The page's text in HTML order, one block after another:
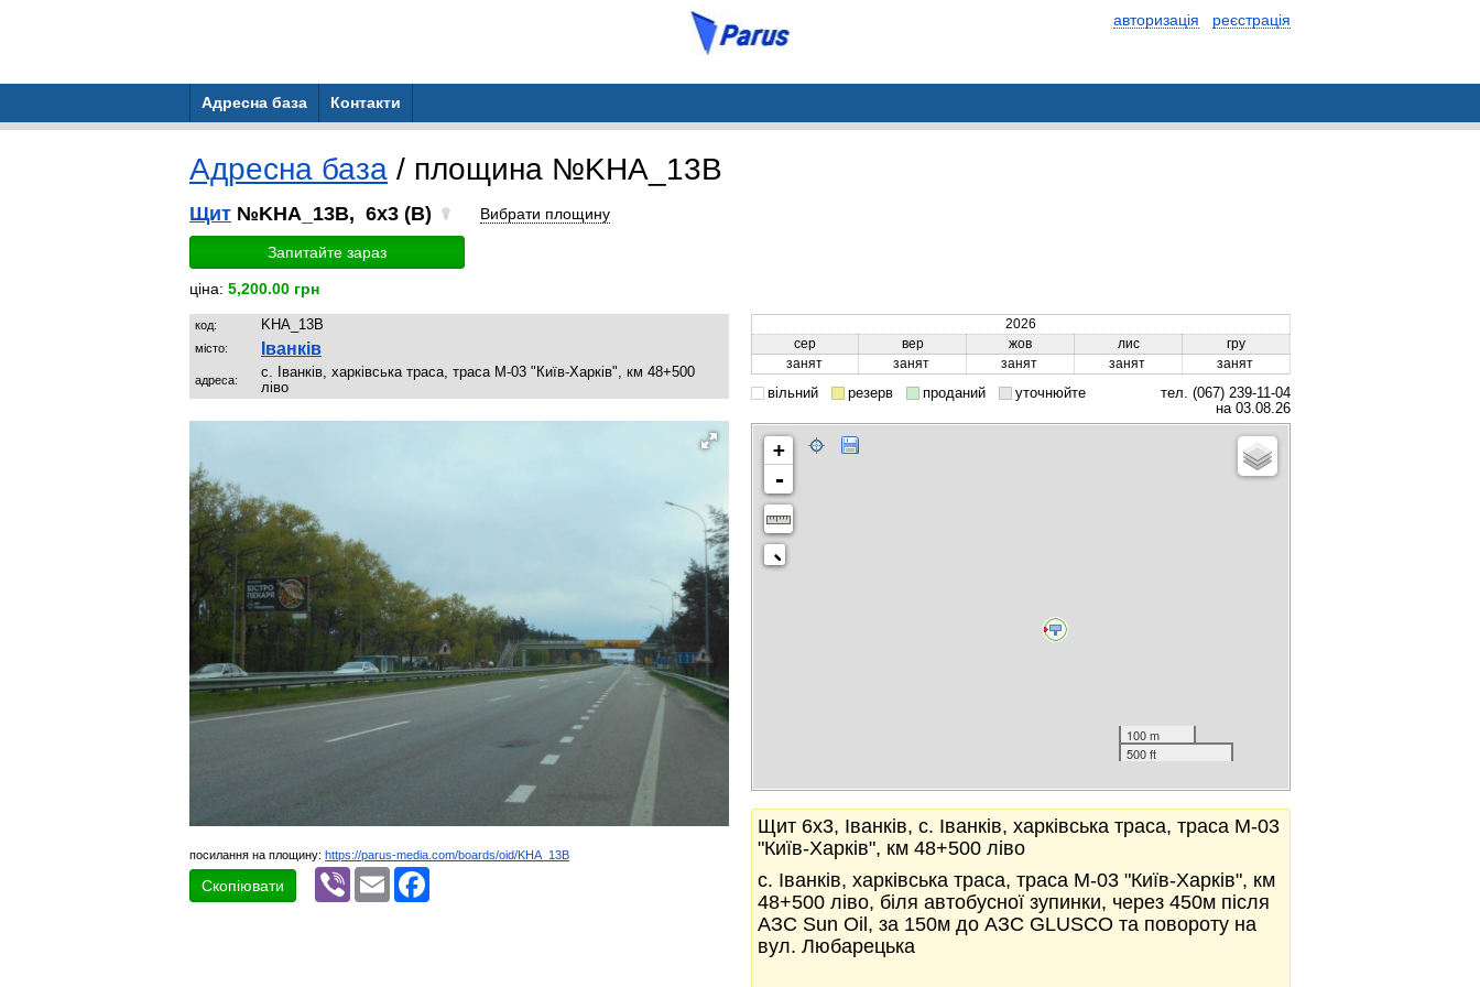
авторизація реєстрація
Адресна база Контакти
Адресна база / площина №KHA_13B
Щит №KHA_13B, 6x3 (B) Вибрати площину
Запитайте зараз
ціна: 5,200.00 грн
код: KHA_13B
місто: Іванків
адреса:
с. Іванків, харківська траса, траса М-03 "Київ-Харків", км 48+500
ліво
посилання на площину: https://parus-media.com/boards/oid/KHA_13B
Скопіювати
Viber Email
2026
сер
вер жов лис
гру
занят
занят занят занят занят
вільний резерв проданий уточнюйте
тел. (067) 239-11-04
на 03.08.26
+
-
100 m
500 ft
Щит 6x3, Іванків, с. Іванків, харківська траса, траса М-03
"Київ-Харків", км 48+500 ліво
с. Іванків, харківська траса, траса М-03 "Київ-Харків", км
48+500 ліво, біля автобусної зупинки, через 450м після
АЗС Sun Oil, за 150м до АЗС GLUSCO та повороту на
вул. Любарецька